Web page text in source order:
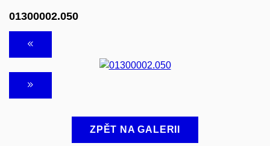
01300002.050
ZPĚT NA GALERII